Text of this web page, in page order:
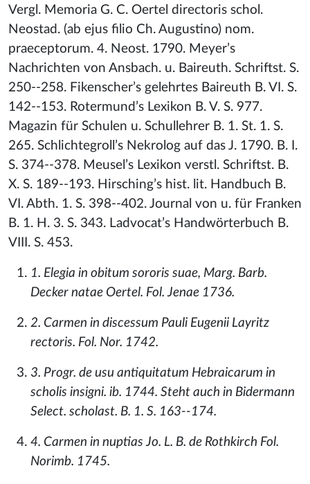
Vergl. Memoria G. C. Oertel directoris schol.
Neostad. (ab ejus filio Ch. Augustino) nom.
praeceptorum. 4. Neost. 1790. Meyer’s
Nachrichten von Ansbach. u. Baireuth. Schriftst. S.
250--258. Fikenscher’s gelehrtes Baireuth B. VI. S.
142--153. Rotermund’s Lexikon B. V. S. 977.
Magazin für Schulen u. Schullehrer B. 1. St. 1. S.
265. Schlichtegroll’s Nekrolog auf das J. 1790. B. I.
S. 374--378. Meusel’s Lexikon verstl. Schriftst. B.
X. S. 189--193. Hirsching’s hist. lit. Handbuch B.
VI. Abth. 1. S. 398--402. Journal von u. für Franken
B. 1. H. 3. S. 343. Ladvocat’s Handwörterbuch B.
VIII. S. 453.
1. Elegia in obitum sororis suae, Marg. Barb.
Decker natae Oertel. Fol. Jenae 1736.
2. Carmen in discessum Pauli Eugenii Layritz
rectoris. Fol. Nor. 1742.
3. Progr. de usu antiquitatum Hebraicarum in
scholis insigni. ib. 1744. Steht auch in Bidermann
Select. scholast. B. 1. S. 163--174.
4. Carmen in nuptias Jo. L. B. de Rothkirch Fol.
Norimb. 1745.